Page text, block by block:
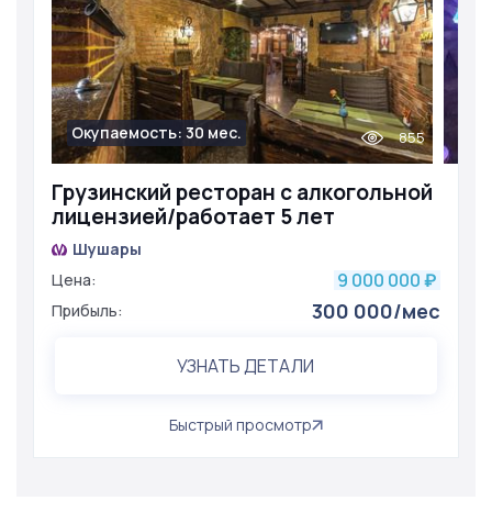
Грузинский ресторан с алкогольной
лицензией/работает 5 лет
Окупаемость: 30 мес. 855
Шушары
Цена:
9 000 000 ₽
Прибыль: 300 000/мес
УЗНАТЬ ДЕТАЛИ
Быстрый просмотр